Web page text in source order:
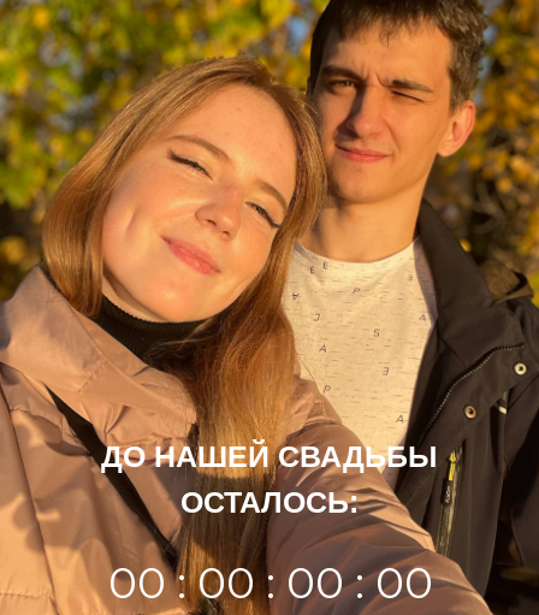
00 : 00 : 00 : 00
ДО НАШЕЙ СВАДЬБЫ
ОСТАЛОСЬ: